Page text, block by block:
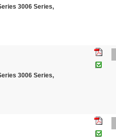
3006 Series,
3006 Series,